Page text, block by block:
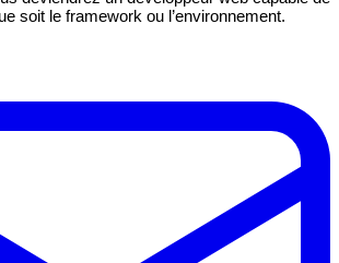
soit le framework ou l’environnement.